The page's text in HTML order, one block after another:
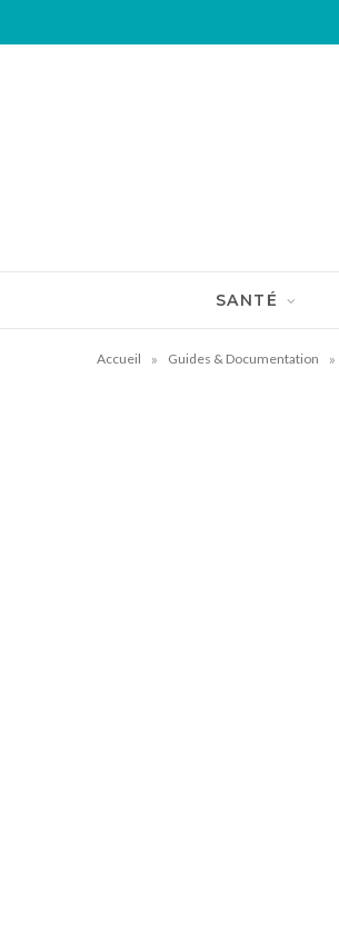
SANTÉ
Accueil » Guides & Documentation »